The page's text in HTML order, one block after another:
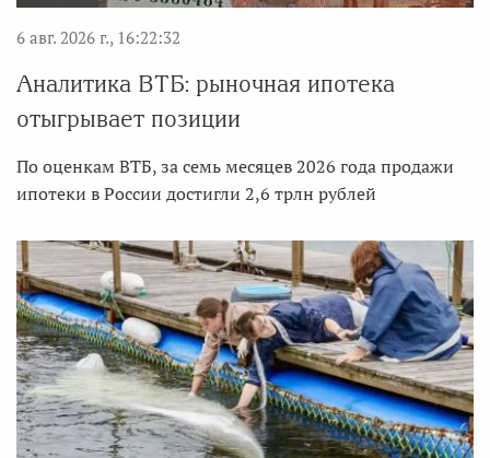
6 авг. 2026 г., 16:22:32
Аналитика ВТБ: рыночная ипотека
отыгрывает позиции
По оценкам ВТБ, за семь месяцев 2026 года продажи
ипотеки в России достигли 2,6 трлн рублей